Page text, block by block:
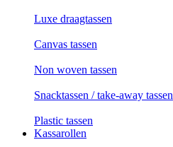
Luxe draagtassen
Canvas tassen
Non woven tassen
Snacktassen / take-away tassen
Plastic tassen
Kassarollen